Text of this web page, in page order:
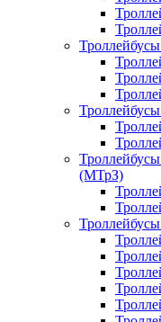
(МТрЗ)